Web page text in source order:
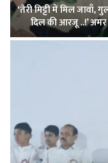
‘तेरी मिट्टी में मिल
दिल की आरजू ..!’